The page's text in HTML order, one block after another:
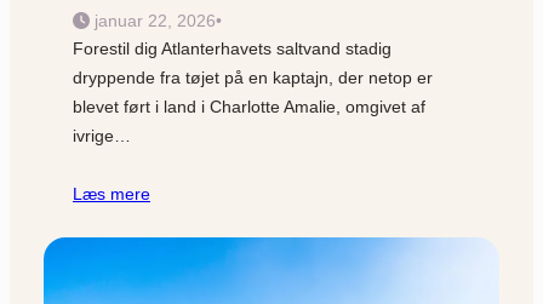
januar 22, 2026•
Forestil dig Atlanterhavets saltvand stadig
dryppende fra tøjet på en kaptajn, der netop er
blevet ført i land i Charlotte Amalie, omgivet af
ivrige…
Læs mere